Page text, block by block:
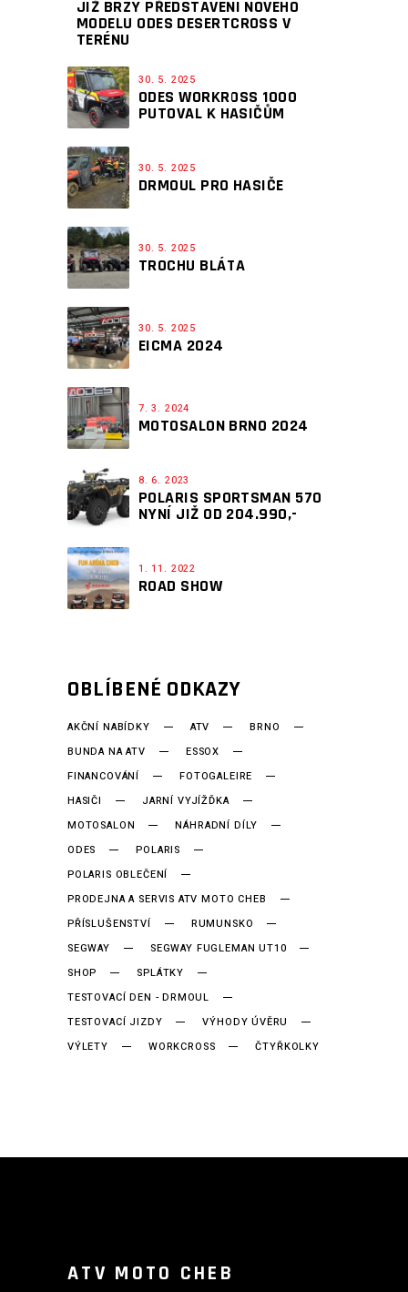
JIŽ BRZY PŘEDSTAVENÍ NOVÉHO
MODELU ODES DESERTCROSS V
TERÉNU
30. 5. 2025
ODES WORKROSS 1000
PUTOVAL K HASIČŮM
30. 5. 2025
DRMOUL PRO HASIČE
30. 5. 2025
TROCHU BLÁTA
30. 5. 2025
EICMA 2024
7. 3. 2024
MOTOSALON BRNO 2024
8. 6. 2023
POLARIS SPORTSMAN 570
NYNÍ JIŽ OD 204.990,-
1. 11. 2022
ROAD SHOW
OBLÍBENÉ ODKAZY
AKČNÍ NABÍDKY ATV
BRNO
BUNDA NA ATV
ESSOX
FINANCOVÁNÍ
FOTOGALEIRE
HASIČI
JARNÍ VYJÍŽĎKA
MOTOSALON
NÁHRADNÍ DÍLY
ODES
POLARIS
POLARIS OBLEČENÍ
PRODEJNA A SERVIS ATV MOTO CHEB
PŘÍSLUŠENSTVÍ
RUMUNSKO
SEGWAY
SEGWAY FUGLEMAN UT10
SHOP
SPLÁTKY
TESTOVACÍ DEN - DRMOUL
TESTOVACÍ JIZDY
VÝHODY ÚVĚRU
VÝLETY
WORKCROSS ČTYŘKOLKY
ATV MOTO CHEB